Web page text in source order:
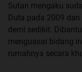
Sutan mengaku
Duta pada 2009
demi sedikit.
menguasai bidang
rumahnya secara